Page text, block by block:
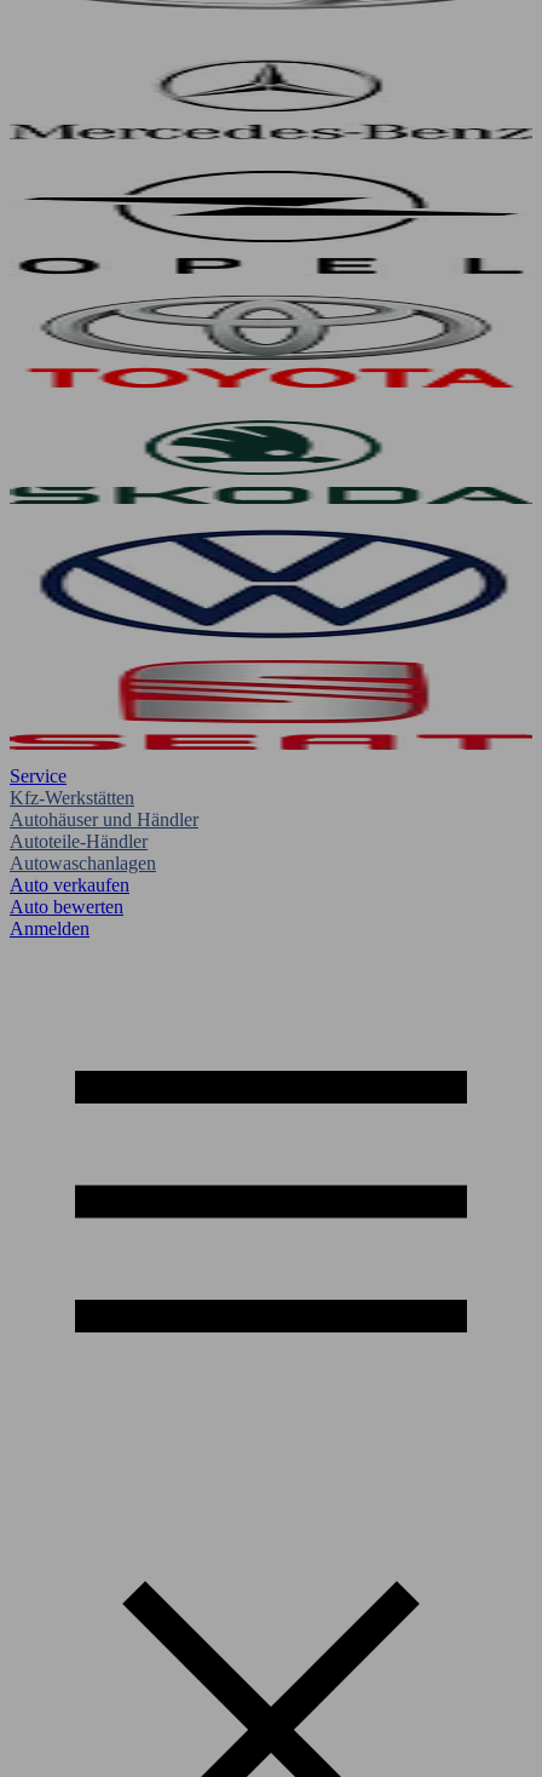
Service
Kfz-Werkstätten
Autohäuser und Händler
Autoteile-Händler
Autowaschanlagen
Auto verkaufen
Auto bewerten
Anmelden